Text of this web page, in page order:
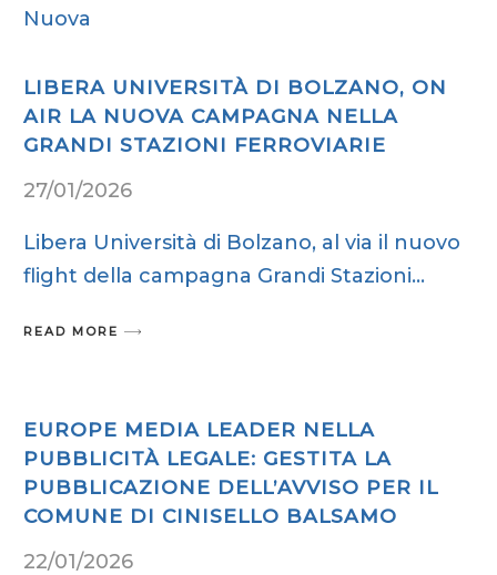
LIBERA UNIVERSITÀ DI BOLZANO, ON
AIR LA NUOVA CAMPAGNA NELLA
GRANDI STAZIONI FERROVIARIE
27/01/2026
Libera Università di Bolzano, al via il nuovo
flight della campagna Grandi Stazioni
READ MORE
EUROPE MEDIA LEADER NELLA
PUBBLICITÀ LEGALE: GESTITA LA
PUBBLICAZIONE DELL’AVVISO PER IL
COMUNE DI CINISELLO BALSAMO
22/01/2026